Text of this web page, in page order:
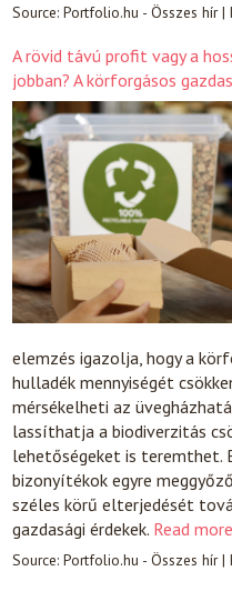
Source:Portfolio.hu - Összes hír|
A rövid távú profit vagy a
jobban? A körforgásos
elemzés igazolja, hogy a
hulladék mennyiségét
mérsékelheti az
lassíthatja a biodiverzitás
lehetőségeket is teremthet.
bizonyítékok egyre
széles körű elterjedését
gazdasági érdekek. Read
Source:Portfolio.hu - Összes hír|